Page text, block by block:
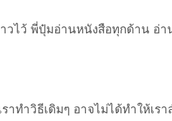
ไว้ พี่ปุ๋มอ่านหนังสือทุกด้าน อ่า
าทำวิธีเดิมๆ อาจไม่ได้ทำให้เรา